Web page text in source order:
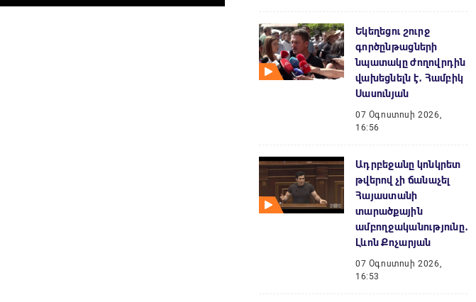
Եկեղեցու շուրջ
գործընթացների
նպատակը ժողովրդին
վախեցնելն է․ Համբիկ
Սասունյան
07 Օգոստոսի 2026,
16:56
Ադրբեջանը կոնկրետ
թվերով չի ճանաչել
Հայաստանի
տարածքային
ամբողջականությունը․
Լևոն Քոչարյան
07 Օգոստոսի 2026,
16:53